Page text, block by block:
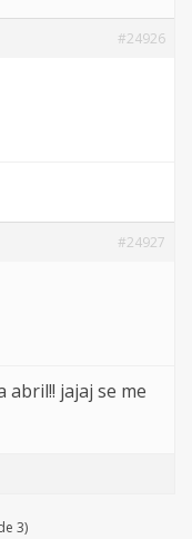
#24926
#24927
abril!! jajaj se me
3)